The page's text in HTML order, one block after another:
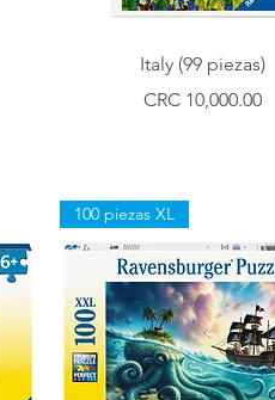
Vista rápida
Italy (99 piezas)
Precio
CRC 10,000.00
100 piezas XL